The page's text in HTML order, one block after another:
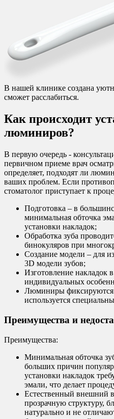
В нашей клинике создана
сможет расслабиться.
Как происходит
люминиров?
В первую очередь -
первичном приеме врач
определяет, подходят ли
ваших проблем. Если
стоматолог приступает к
Подготовка – в
минимальная обточка
установки накладок;
Обработка зуба
бинокуляров при
Создание модели – для
3D модели зубов;
Изготовление накладок
индивидуальных
Люминиры фиксируются
используется
Преимущества и
Преимущества:
Минимальная обточка
больших причин
установки накладок
эмали, что делает
Естественный
прозрачную структуру,
натурально и не